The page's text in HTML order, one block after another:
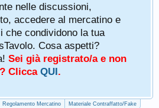
nelle discussioni,
accedere al mercatino e
che condividono la tua
Cosa aspetti?
Sei già registrato/a e non
Clicca QUI.
Regolamento Mercatino Materiale Contraffatto/Fake